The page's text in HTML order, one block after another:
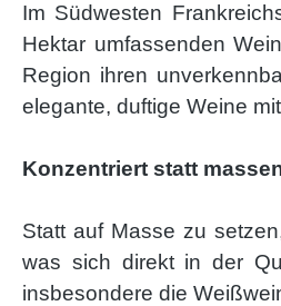
Im Südwesten
Hektar umfassenden
Region ihren
elegante, duftige Weine
Konzentriert statt
Statt auf Masse zu
was sich direkt in der
insbesondere die